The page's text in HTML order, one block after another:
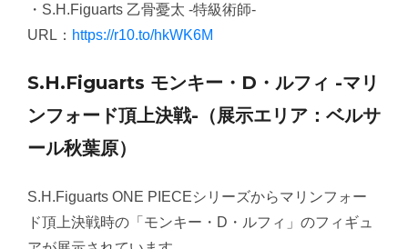
・S.H.Figuarts 乙骨憂太 -特級術師-
URL： https://r10.to/hkWK6M
S.H.Figuarts モンキー・D・ルフィ -マリ
ンフォード頂上決戦-（展示エリア：ベルサ
ール秋葉原）
S.H.Figuarts ONE PIECEシリーズからマリンフォー
ド頂上決戦時の「モンキー・D・ルフィ」のフィギュ